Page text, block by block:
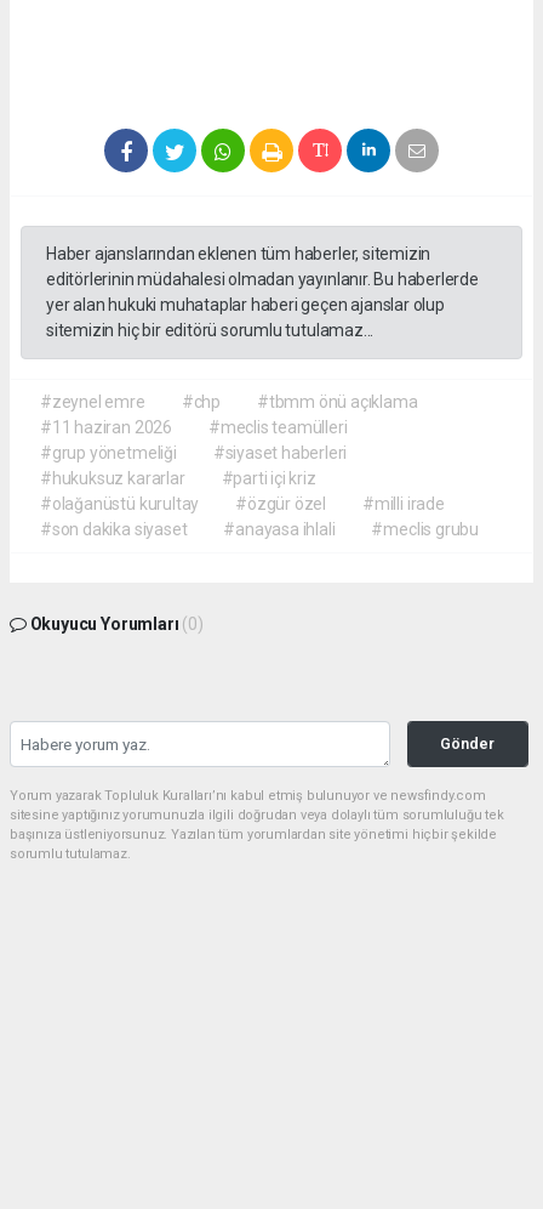
Haber ajanslarından eklenen tüm haberler, sitemizin
editörlerinin müdahalesi olmadan yayınlanır. Bu haberlerde
yer alan hukuki muhataplar haberi geçen ajanslar olup
sitemizin hiç bir editörü sorumlu tutulamaz...
#zeynel emre #chp
#tbmm önü açıklama
#11 haziran 2026
#meclis teamülleri
#grup yönetmeliği
#siyaset haberleri
#hukuksuz kararlar
#parti içi kriz
#olağanüstü kurultay
#özgür özel
#milli irade
#son dakika siyaset
#anayasa ihlali #meclis grubu
Okuyucu Yorumları (0)
Gönder
Yorum yazarak Topluluk Kuralları’nı kabul etmiş bulunuyor ve newsfindy.com
sitesine yaptığınız yorumunuzla ilgili doğrudan veya dolaylı tüm sorumluluğu tek
başınıza üstleniyorsunuz. Yazılan tüm yorumlardan site yönetimi hiçbir şekilde
sorumlu tutulamaz.